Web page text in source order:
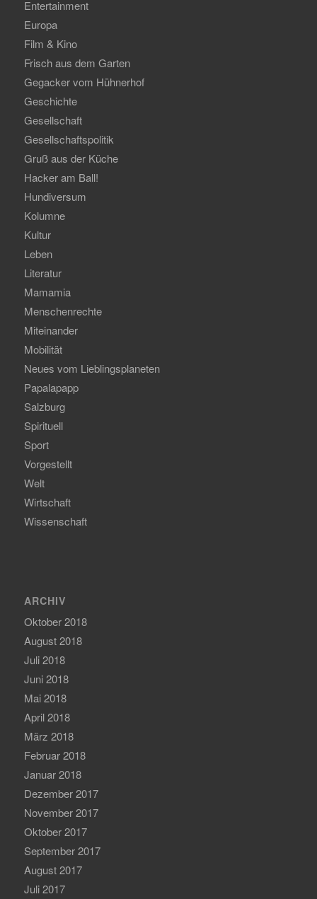
Entertainment
Europa
Film & Kino
Frisch aus dem Garten
Gegacker vom Hühnerhof
Geschichte
Gesellschaft
Gesellschaftspolitik
Gruß aus der Küche
Hacker am Ball!
Hundiversum
Kolumne
Kultur
Leben
Literatur
Mamamia
Menschenrechte
Miteinander
Mobilität
Neues vom Lieblingsplaneten
Papalapapp
Salzburg
Spirituell
Sport
Vorgestellt
Welt
Wirtschaft
Wissenschaft
ARCHIV
Oktober 2018
August 2018
Juli 2018
Juni 2018
Mai 2018
April 2018
März 2018
Februar 2018
Januar 2018
Dezember 2017
November 2017
Oktober 2017
September 2017
August 2017
Juli 2017